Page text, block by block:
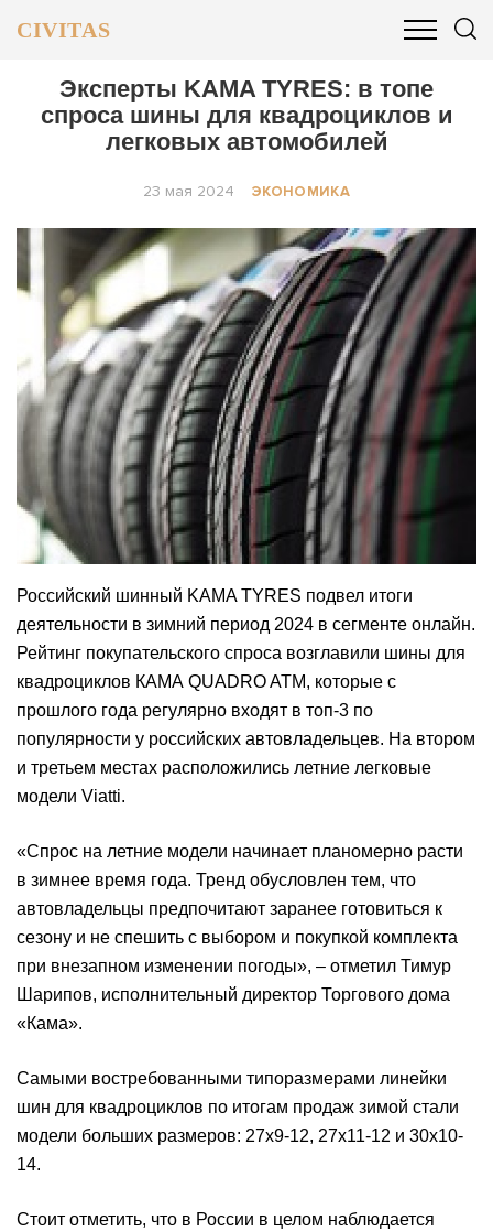
CIVITAS
ОБЩЕСТВО БИЗНЕС И ФИНАНСЫ
Эксперты KAMA TYRES: в топе
спроса шины для квадроциклов и
легковых автомобилей
23 мая 2024 ЭКОНОМИКА
Российский шинный KAMA TYRES подвел итоги
деятельности в зимний период 2024 в сегменте онлайн.
Рейтинг покупательского спроса возглавили шины для
квадроциклов КАМА QUADRO ATM, которые с
прошлого года регулярно входят в топ-3 по
популярности у российских автовладельцев. На втором
и третьем местах расположились летние легковые
модели Viatti.
«Спрос на летние модели начинает планомерно расти
в зимнее время года. Тренд обусловлен тем, что
автовладельцы предпочитают заранее готовиться к
сезону и не спешить с выбором и покупкой комплекта
при внезапном изменении погоды», – отметил Тимур
Шарипов, исполнительный директор Торгового дома
«Кама».
Самыми востребованными типоразмерами линейки
шин для квадроциклов по итогам продаж зимой стали
модели больших размеров: 27х9-12, 27х11-12 и 30х10-
14.
Стоит отметить, что в России в целом наблюдается